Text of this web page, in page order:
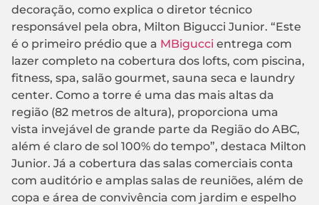
decoração, como explica o diretor técnico
responsável pela obra, Milton Bigucci Junior. “Este
é o primeiro prédio que a MBigucci entrega com
lazer completo na cobertura dos lofts, com piscina,
fitness, spa, salão gourmet, sauna seca e laundry
center. Como a torre é uma das mais altas da
região (82 metros de altura), proporciona uma
vista invejável de grande parte da Região do ABC,
além é claro de sol 100% do tempo”, destaca Milton
Junior. Já a cobertura das salas comerciais conta
com auditório e amplas salas de reuniões, além de
copa e área de convivência com jardim e espelho